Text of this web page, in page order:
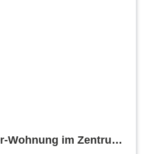
Wohnung im Zentrum